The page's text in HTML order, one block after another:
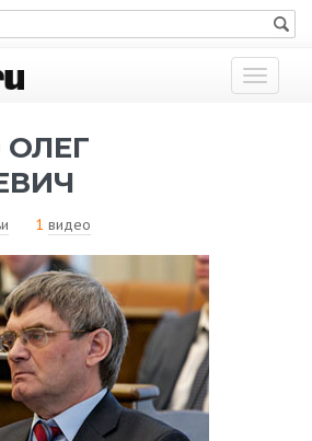
Показать
меню
1 видео